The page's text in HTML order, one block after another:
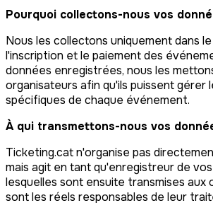
Pourquoi collectons-nous vos
Nous les collectons uniquement dans
l'inscription et le paiement des
données enregistrées, nous les
organisateurs afin qu'ils puissent gérer
spécifiques de chaque événement.
À qui transmettons-nous vos
Ticketing.cat n'organise pas
mais agit en tant qu'enregistreur de
lesquelles sont ensuite transmises aux
sont les réels responsables de leur